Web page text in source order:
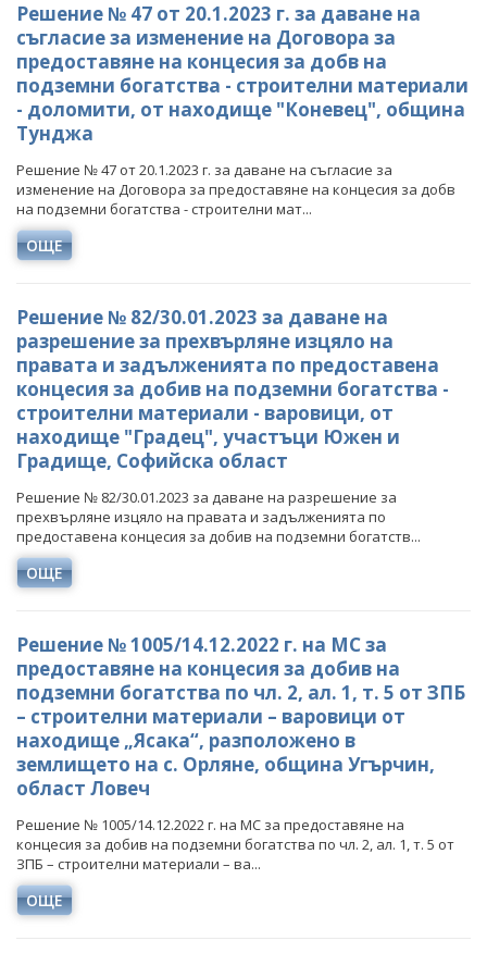
Решение № 47 от 20.1.2023 г. за даване на
съгласие за изменение на Договора за
предоставяне на концесия за добв на
подземни богатства - строителни материали
- доломити, от находище "Коневец", община
Тунджа
Решение № 47 от 20.1.2023 г. за даване на съгласие за
изменение на Договора за предоставяне на концесия за добв
на подземни богатства - строителни мат...
ОЩЕ
Решение № 82/30.01.2023 за даване на
разрешение за прехвърляне изцяло на
правата и задълженията по предоставена
концесия за добив на подземни богатства -
строителни материали - варовици, от
находище "Градец", участъци Южен и
Градище, Софийска област
Решение № 82/30.01.2023 за даване на разрешение за
прехвърляне изцяло на правата и задълженията по
предоставена концесия за добив на подземни богатств...
ОЩЕ
Решение № 1005/14.12.2022 г. на МС за
предоставяне на концесия за добив на
подземни богатства по чл. 2, ал. 1, т. 5 от ЗПБ
– строителни материали – варовици от
находище „Ясака“, разположено в
землището на с. Орляне, община Угърчин,
област Ловеч
Решение № 1005/14.12.2022 г. на МС за предоставяне на
концесия за добив на подземни богатства по чл. 2, ал. 1, т. 5 от
ЗПБ – строителни материали – ва...
ОЩЕ